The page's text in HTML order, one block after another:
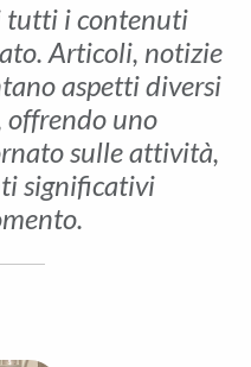
tutti i contenuti
Articoli, notizie
aspetti diversi
offrendo uno
sulle attività,
significativi